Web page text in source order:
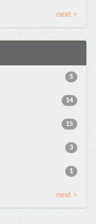
next >
5
14
15
3
1
next >